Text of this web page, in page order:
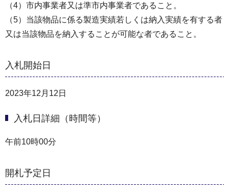
（4）市内事業者又は準市内事業者であること。
（5）当該物品に係る製造実績若しくは納入実績を有する者
又は当該物品を納入することが可能な者であること。
入札開始日
2023年12月12日
入札日詳細（時間等）
午前10時00分
開札予定日